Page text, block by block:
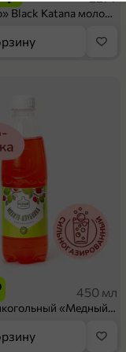
Поделиться
Кофе «Bushido» Black Katana молотый, 227 г
450 мл
Напиток безалкогольный «Медный Великан» Мохито-клубника, 450 мл